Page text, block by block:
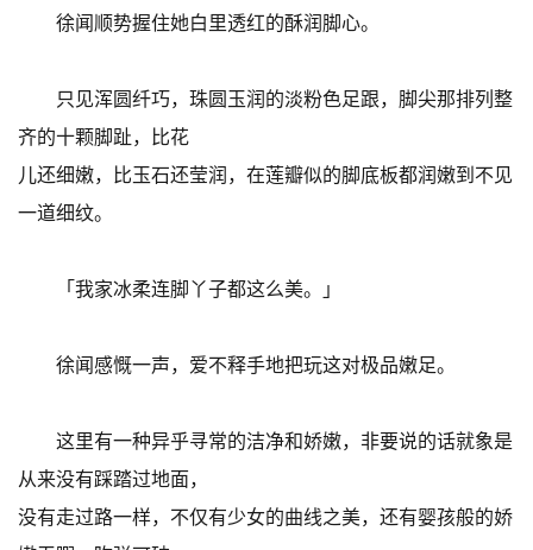
徐闻顺势握住她白里透红的酥润脚心。
只见浑圆纤巧，珠圆玉润的淡粉色足跟，脚尖那排列整
齐的十颗脚趾，比花
儿还细嫩，比玉石还莹润，在莲瓣似的脚底板都润嫩到不见
一道细纹。
「我家冰柔连脚丫子都这么美。」
徐闻感慨一声，爱不释手地把玩这对极品嫩足。
这里有一种异乎寻常的洁净和娇嫩，非要说的话就象是
从来没有踩踏过地面，
没有走过路一样，不仅有少女的曲线之美，还有婴孩般的娇